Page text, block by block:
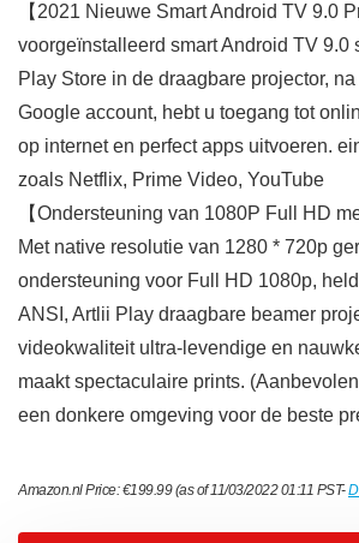
【2021 Nieuwe Smart Android TV 9.0
voorgeïnstalleerd smart Android TV 9.0
Play Store in de draagbare projector,
Google account, hebt u toegang tot
op internet en perfect apps uitvoeren.
zoals Netflix, Prime Video, YouTube
【Ondersteuning van 1080P Full HD
Met native resolutie van 1280 * 720p
ondersteuning voor Full HD 1080p,
ANSI, Artlii Play draagbare beamer
videokwaliteit ultra-levendige en
maakt spectaculaire prints.
een donkere omgeving voor de beste
Amazon.nl Price:€199.99(as of 11/03/2022 01:11 PST-